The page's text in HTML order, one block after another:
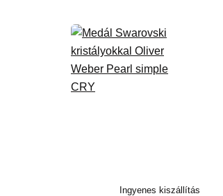
Ingyenes kiszállítás